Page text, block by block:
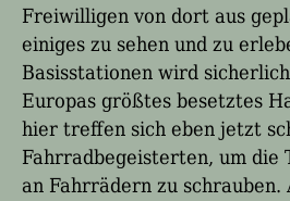
Freiwilligen von dort aus
einiges zu sehen und zu
Basisstationen wird
Europas größtes besetztes
hier treffen sich eben jetzt
Fahrradbegeisterten, um die
an Fahrrädern zu schrauben.